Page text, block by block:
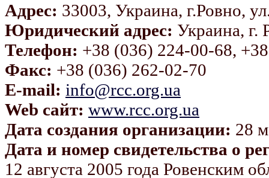
Адрес: 33003, Украина, г.Ровно,
Юридический адрес: Украина, г.
Телефон: +38 (036) 224-00-68,
Факс: +38 (036) 262-02-70
E-mail: info@rcc.org.ua
Web сайт: www.rcc.org.ua
Дата создания организации: 28
Дата и номер свидетельства о
12 августа 2005 года Ровенским